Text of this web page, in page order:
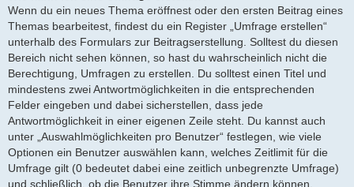
Wenn du ein neues Thema eröffnest oder den ersten Beitrag eines
Themas bearbeitest, findest du ein Register „Umfrage erstellen“
unterhalb des Formulars zur Beitragserstellung. Solltest du diesen
Bereich nicht sehen können, so hast du wahrscheinlich nicht die
Berechtigung, Umfragen zu erstellen. Du solltest einen Titel und
mindestens zwei Antwortmöglichkeiten in die entsprechenden
Felder eingeben und dabei sicherstellen, dass jede
Antwortmöglichkeit in einer eigenen Zeile steht. Du kannst auch
unter „Auswahlmöglichkeiten pro Benutzer“ festlegen, wie viele
Optionen ein Benutzer auswählen kann, welches Zeitlimit für die
Umfrage gilt (0 bedeutet dabei eine zeitlich unbegrenzte Umfrage)
und schließlich, ob die Benutzer ihre Stimme ändern können.